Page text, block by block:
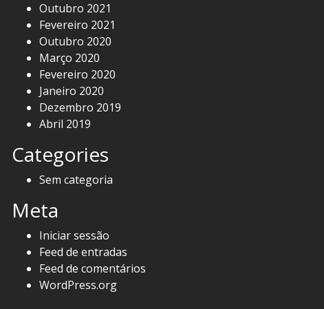
Outubro 2021
Fevereiro 2021
Outubro 2020
Março 2020
Fevereiro 2020
Janeiro 2020
Dezembro 2019
Abril 2019
Categories
Sem categoria
Meta
Iniciar sessão
Feed de entradas
Feed de comentários
WordPress.org